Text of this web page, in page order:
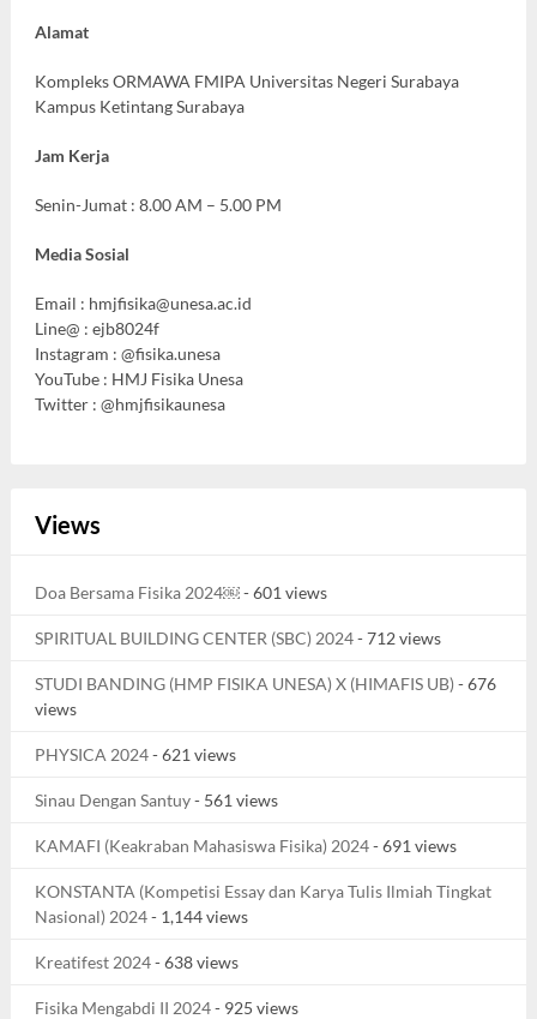
Alamat
Kompleks ORMAWA FMIPA Universitas Negeri Surabaya
Kampus Ketintang Surabaya
Jam Kerja
Senin-Jumat : 8.00 AM – 5.00 PM
Media Sosial
Email : hmjfisika@unesa.ac.id
Line@ : ejb8024f
Instagram : @fisika.unesa
YouTube : HMJ Fisika Unesa
Twitter : @hmjfisikaunesa
Views
Doa Bersama Fisika 2024￼- 601 views
SPIRITUAL BUILDING CENTER (SBC) 2024- 712 views
STUDI BANDING (HMP FISIKA UNESA) X (HIMAFIS UB) - 676
views
PHYSICA 2024- 621 views
Sinau Dengan Santuy- 561 views
KAMAFI (Keakraban Mahasiswa Fisika) 2024- 691 views
KONSTANTA (Kompetisi Essay dan Karya Tulis Ilmiah Tingkat
Nasional) 2024- 1,144 views
Kreatifest 2024- 638 views
Fisika Mengabdi II 2024- 925 views